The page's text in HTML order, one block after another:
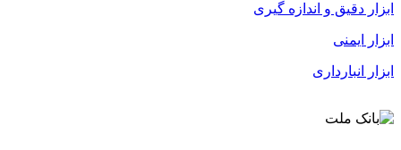
ابزار دقیق و اندازه گیری
ابزار ایمنی
ابزار انبارداری